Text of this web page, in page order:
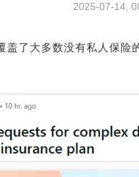
2025-07-14,
盖了大多数没有私人保险